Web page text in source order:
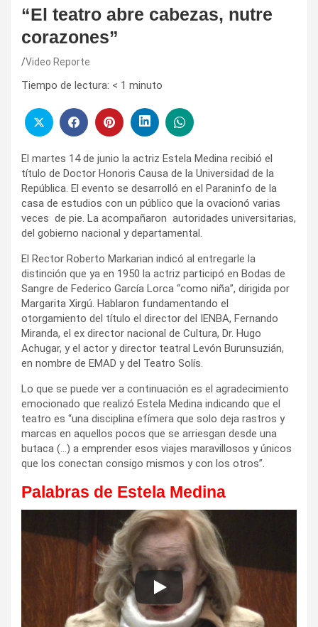
“El teatro abre cabezas, nutre
corazones”
Video Reporte
Tiempo de lectura: < 1 minuto
El martes 14 de junio la actriz Estela Medina recibió el
título de Doctor Honoris Causa de la Universidad de la
República. El evento se desarrolló en el Paraninfo de la
casa de estudios con un público que la ovacionó varias
veces de pie. La acompañaron autoridades universitarias,
del gobierno nacional y departamental.
El Rector Roberto Markarian indicó al entregarle la
distinción que ya en 1950 la actriz participó en Bodas de
Sangre de Federico García Lorca “como niña”, dirigida por
Margarita Xirgú. Hablaron fundamentando el
otorgamiento del título el director del IENBA, Fernando
Miranda, el ex director nacional de Cultura, Dr. Hugo
Achugar, y el actor y director teatral Levón Burunsuzián,
en nombre de EMAD y del Teatro Solís.
Lo que se puede ver a continuación es el agradecimiento
emocionado que realizó Estela Medina indicando que el
teatro es “una disciplina efímera que solo deja rastros y
marcas en aquellos pocos que se arriesgan desde una
butaca (…) a emprender esos viajes maravillosos y únicos
que los conectan consigo mismos y con los otros”.
Palabras de Estela Medina